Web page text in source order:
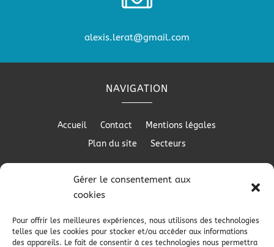
Gérer le consentement aux
cookies
Pour offrir les meilleures expériences, nous utilisons des technologies
telles que les cookies pour stocker et/ou accéder aux informations
des appareils. Le fait de consentir à ces technologies nous permettra
alexis.lerat@gmail.com
NAVIGATION
Accueil Contact
Mentions légales
Plan du site
Secteurs
RÉALISATION